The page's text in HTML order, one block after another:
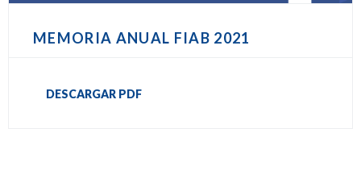
MEMORIA ANUAL FIAB 2021
DESCARGAR PDF